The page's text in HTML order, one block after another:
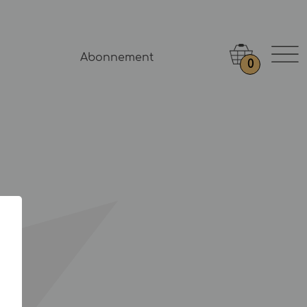
Abonnement
0